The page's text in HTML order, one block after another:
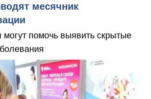
месячник
помочь выявить скрытые